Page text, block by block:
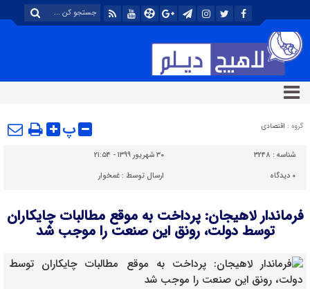
گروه : اقتصادی پ
شناسه : ۳۲۴۸
۳۰ شهریور ۱۳۹۹ - ۲۱:۵۴
۰ دیدگاه ارسال توسط :غمخوار
فرماندار لاهیجان: پرداخت به موقع مطالبات چایکاران
توسط دولت، رونق این صنعت را موجب شد